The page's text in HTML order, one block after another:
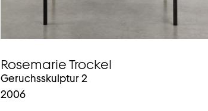
Rosemarie Trockel
Geruchsskulptur 2
2006